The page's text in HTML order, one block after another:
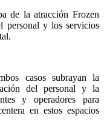
de la atracción Frozen
personal y los servicios
casos subrayan la
del personal y la
y operadores para
en estos espacios